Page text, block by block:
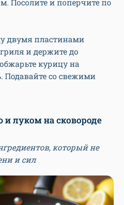
Посолите и поперчите по
двумя пластинами
и держите до
курицу на
Подавайте со свежими
луком на сковороде
который не
и сил